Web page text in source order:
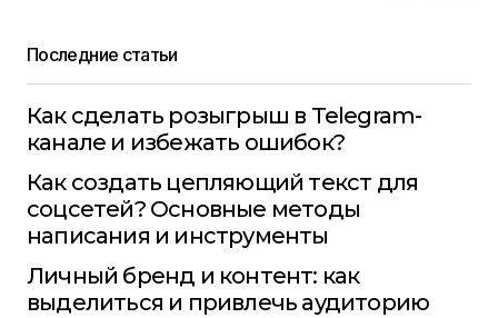
Последние статьи
Как сделать розыгрыш в Telegram-
канале и избежать ошибок?
Как создать цепляющий текст для
соцсетей? Основные методы
написания и инструменты
Личный бренд и контент: как
выделиться и привлечь аудиторию